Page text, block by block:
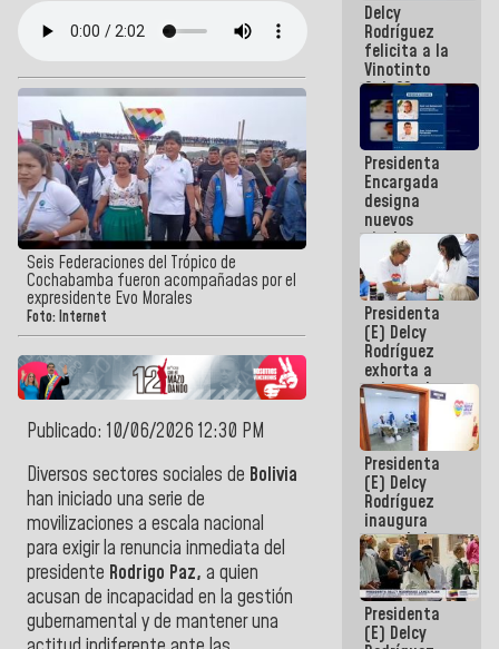
Seis Federaciones del Trópico de
Cochabamba fueron acompañadas por el
expresidente Evo Morales
Foto: Internet
Publicado: 10/06/2026 12:30 PM
Diversos sectores sociales de Bolivia
han iniciado una serie de
movilizaciones a escala nacional
para exigir la renuncia inmediata del
presidente Rodrigo Paz, a quien
acusan de incapacidad en la gestión
gubernamental y de mantener una
Delcy
Rodríguez
felicita a la
Vinotinto
Sub 20
campeona
frente
México Sub
23 en los
Centroamericanos
Presidenta
Encargada
designa
nuevos
titulares en
Viceministerio
de Energía
Eléctrica y
CORPOELEC
Presidenta
(E) Delcy
Rodríguez
exhorta a
gobernadores
y alcaldes a
edificar
casas para
abuelos
Presidenta
(E) Delcy
Rodríguez
inaugura
casa de los
Abuelos
Primavera
en Caracas
Presidenta
(E) Delcy